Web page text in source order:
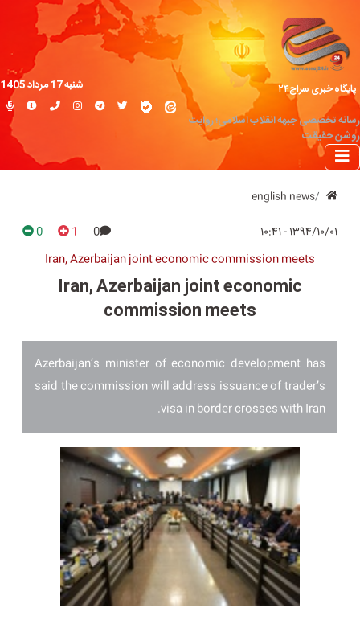
پایگاه خبری سراج۲۴
رسانه تخصصی جبهه انقلاب اسلامی؛ روایت
روشن حقیقت
شنبه 17 مرداد 1405
english news
۱۳۹۴/۱۰/۰۱ - ۱۰:۴۱ 0
1
0
Iran, Azerbaijan joint economic commission meets
Iran, Azerbaijan joint economic
commission meets
Azerbaijan’s minister of economic development has
said the commission will address issuance of trader’s
visa in border crosses with Iran.